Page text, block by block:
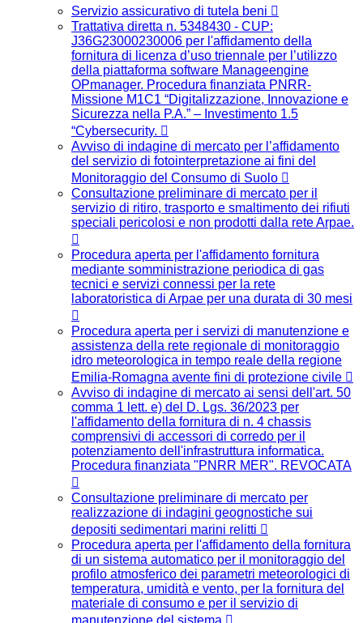
Servizio assicurativo di tutela beni
Trattativa diretta n. 5348430 - CUP:
J36G23000230006 per l'affidamento della
fornitura di licenza d’uso triennale per l’utilizzo
della piattaforma software Manageengine
OPmanager. Procedura finanziata PNRR-
Missione M1C1 “Digitalizzazione, Innovazione e
Sicurezza nella P.A.” – Investimento 1.5
“Cybersecurity.
Avviso di indagine di mercato per l’affidamento
del servizio di fotointerpretazione ai fini del
Monitoraggio del Consumo di Suolo
Consultazione preliminare di mercato per il
servizio di ritiro, trasporto e smaltimento dei rifiuti
speciali pericolosi e non prodotti dalla rete Arpae.
Procedura aperta per l'affidamento fornitura
mediante somministrazione periodica di gas
tecnici e servizi connessi per la rete
laboratoristica di Arpae per una durata di 30 mesi
Procedura aperta per i servizi di manutenzione e
assistenza della rete regionale di monitoraggio
idro meteorologica in tempo reale della regione
Emilia-Romagna avente fini di protezione civile
Avviso di indagine di mercato ai sensi dell'art. 50
comma 1 lett. e) del D. Lgs. 36/2023 per
l'affidamento della fornitura di n. 4 chassis
comprensivi di accessori di corredo per il
potenziamento dell'infrastruttura informatica.
Procedura finanziata "PNRR MER". REVOCATA
Consultazione preliminare di mercato per
realizzazione di indagini geognostiche sui
depositi sedimentari marini relitti
Procedura aperta per l'affidamento della fornitura
di un sistema automatico per il monitoraggio del
profilo atmosferico dei parametri meteorologici di
temperatura, umidità e vento, per la fornitura del
materiale di consumo e per il servizio di